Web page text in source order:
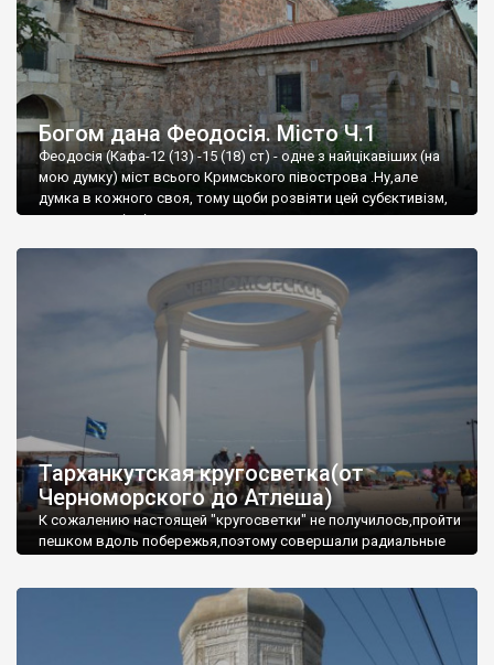
Богом дана Феодосія. Місто Ч.1
Феодосія (Кафа-12 (13) -15 (18) ст) - одне з найцікавіших (на
мою думку) міст всього Кримського півострова .Ну,але
думка в кожного своя, тому щоби розвіяти цей субєктивізм,
запрошую відвідати це
Тарханкутская кругосветка(от
Черноморского до Атлеша)
К сожалению настоящей "кругосветки" не получилось,пройти
пешком вдоль побережья,поэтому совершали радиальные